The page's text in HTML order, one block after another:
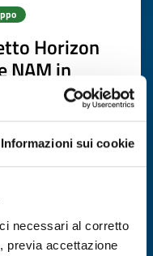
Informazioni sui cookie
necessari al corretto
previa accettazione
Horizon
NAM in
SCOPRI DI PIÙ →
2027